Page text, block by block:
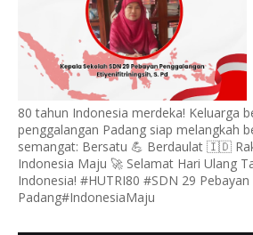
80 tahun Indonesia merdeka! Keluarga
penggalangan Padang siap melangkah
semangat: Bersatu 💪 Berdaulat 🇮🇩
Indonesia Maju 🚀 Selamat Hari Ulang
Indonesia! #HUTRI80 #SDN 29
Padang#IndonesiaMaju